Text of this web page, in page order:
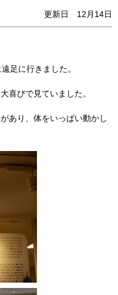
更新日 12月14日
足に行きました。
喜びで見ていました。
あり、体をいっぱい動かし